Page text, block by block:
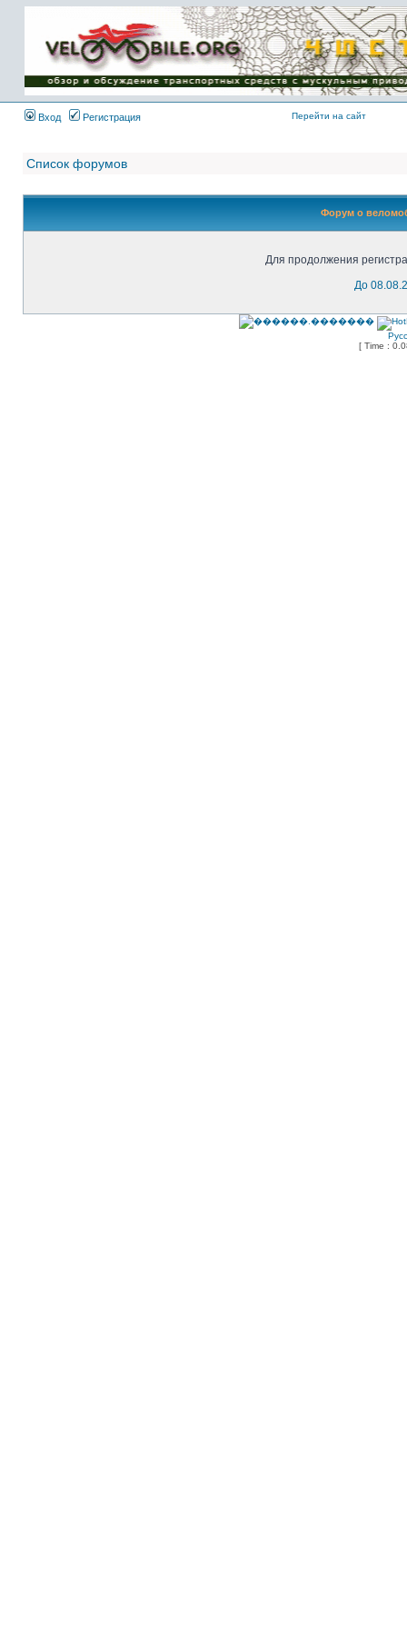
Имя пользователя:
Пароль:
{ LOG_ME_IN_SHORT
}
Вход
Регистрация Перейти на сайт
Список форумов
Форум о
Для продолжения
До
[ Time :